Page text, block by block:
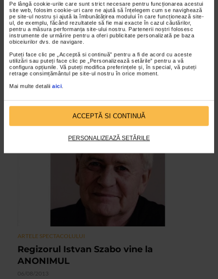
Pe lângă cookie-urile care sunt strict necesare pentru funcționarea acestui
site web, folosim cookie-uri care ne ajută să înțelegem cum se navighează
pe site-ul nostru și ajută la îmbunătățirea modului în care funcționează site-
ul, de exemplu, făcând rezultatele să fie mai exacte în cazul căutărilor,
pentru a măsura performanța site-ului nostru. Partenerii noștri folosesc
instrumente de urmărire pentru a oferi publicitate personalizată pe baza
obiceiurilor dvs. de navigare.
Puteți face clic pe „Acceptă si continuă” pentru a fi de acord cu aceste
utilizări sau puteți face clic pe „Personalizează setările” pentru a vă
configura opțiunile. Vă puteți modifica preferințele și, în special, vă puteți
retrage consimțământul pe site-ul nostru în orice moment.
Mai multe detalii aici.
ACCEPTĂ SI CONTINUĂ
PERSONALIZEAZĂ SETĂRILE
ARTELE SPECTACOLULUI
Regizorul Istvan Szabo si filmul The
Grandmaster au deschis oficial cea de-a
X-a editie a Festivalului International de
Film Independent ANONIMUL
13/08/2013
Invitatul de onoare al editiei aniversare care a debutat pe 9
Deschidere cu Trofeul ANONIMUL 10 pentru...
ARTELE SPECTACOLULUI
Regizorul Istvan Szabo vine la
ANONIMUL
06/08/2013